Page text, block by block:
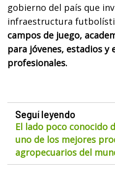
gobierno del país que
infraestructura
campos de juego,
para jóvenes, estadios y
profesionales.
Seguí leyendo
El lado poco conocido
uno de los mejores
agropecuarios del